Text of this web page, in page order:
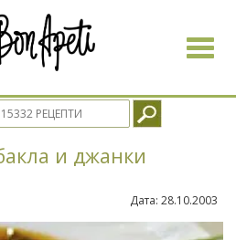
Toggle
и джанки
Дата: 28.10.2003